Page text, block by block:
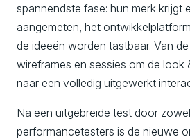
spannendste fase: hun merk krijgt
aangemeten, het
de ideeën worden tastbaar. Van
wireframes en sessies om de look
naar een volledig uitgewerkt
Na een uitgebreide test door
performancetesters is de nieuwe